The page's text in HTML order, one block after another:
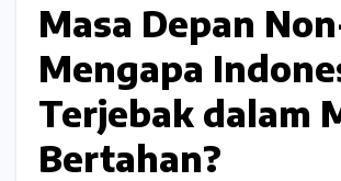
Masa Depan
Mengapa
Terjebak dalam
Bertahan?